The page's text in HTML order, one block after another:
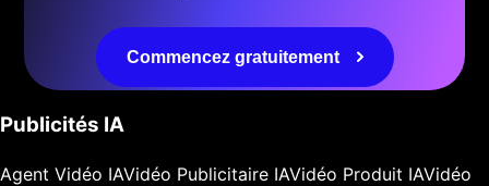
Commencez gratuitement
Publicités IA
Agent Vidéo IAVidéo Publicitaire IAVidéo Produit IAVidéo